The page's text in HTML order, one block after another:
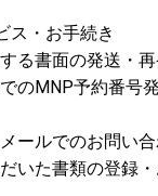
ス・お手続き
る書面の発送・
でのMNP予約番号
メールでのお問い
いた書類の登録